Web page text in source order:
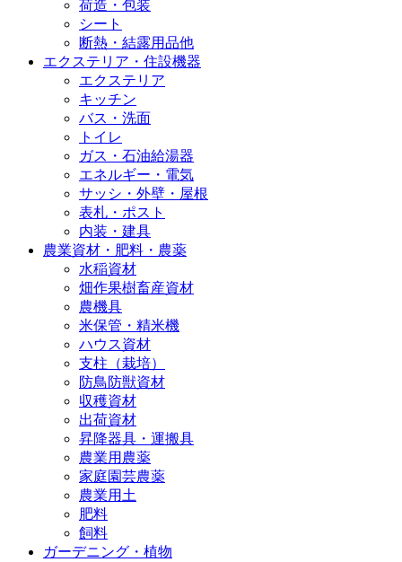
荷造・包装
シート
断熱・結露用品他
エクステリア・住設機器
エクステリア
キッチン
バス・洗面
トイレ
ガス・石油給湯器
エネルギー・電気
サッシ・外壁・屋根
表札・ポスト
内装・建具
農業資材・肥料・農薬
水稲資材
畑作果樹畜産資材
農機具
米保管・精米機
ハウス資材
支柱（栽培）
防鳥防獣資材
収穫資材
出荷資材
昇降器具・運搬具
農業用農薬
家庭園芸農薬
農業用土
肥料
飼料
ガーデニング・植物